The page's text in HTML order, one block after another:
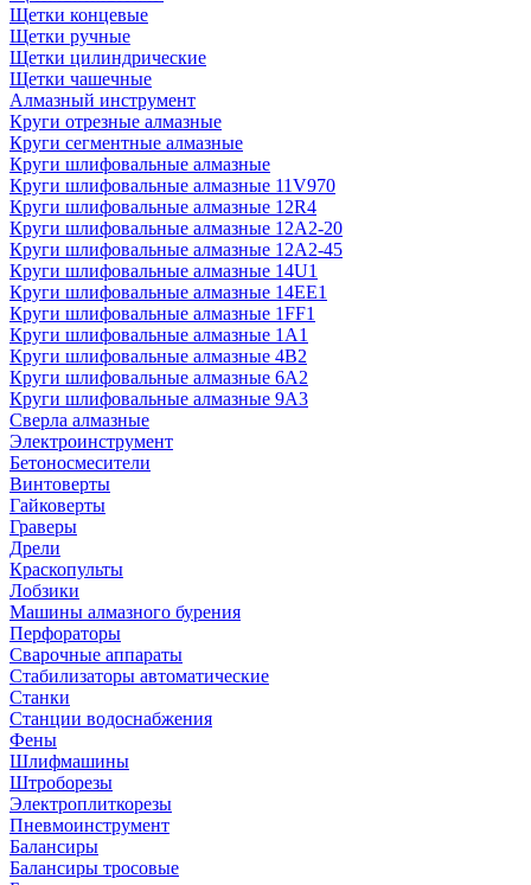
Щетки концевые
Щетки ручные
Щетки цилиндрические
Щетки чашечные
Алмазный инструмент
Круги отрезные алмазные
Круги сегментные алмазные
Круги шлифовальные алмазные
Круги шлифовальные алмазные 11V970
Круги шлифовальные алмазные 12R4
Круги шлифовальные алмазные 12А2-20
Круги шлифовальные алмазные 12А2-45
Круги шлифовальные алмазные 14U1
Круги шлифовальные алмазные 14ЕЕ1
Круги шлифовальные алмазные 1FF1
Круги шлифовальные алмазные 1А1
Круги шлифовальные алмазные 4В2
Круги шлифовальные алмазные 6A2
Круги шлифовальные алмазные 9А3
Сверла алмазные
Электроинструмент
Бетоносмесители
Винтоверты
Гайковерты
Граверы
Дрели
Краскопульты
Лобзики
Машины алмазного бурения
Перфораторы
Сварочные аппараты
Стабилизаторы автоматические
Станки
Станции водоснабжения
Фены
Шлифмашины
Штроборезы
Электроплиткорезы
Пневмоинструмент
Балансиры
Балансиры тросовые